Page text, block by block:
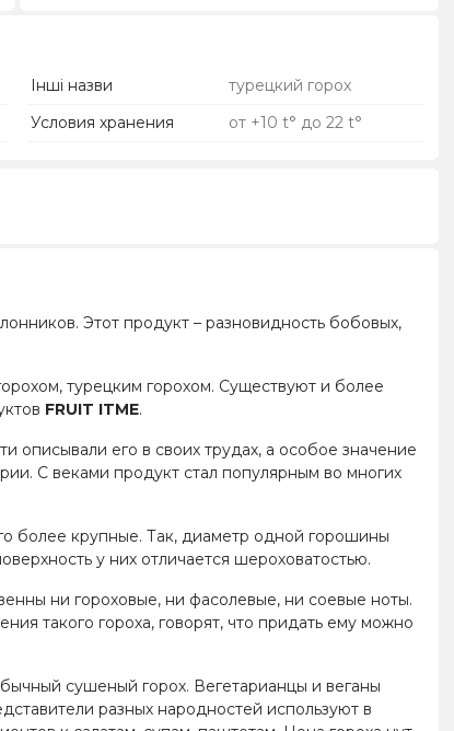
Інші назви
турецкий горох
Условия хранения от +10 t° до 22 t°
Этот продукт – разновидность бобовых,
турецким горохом. Существуют и более
FRUIT ITME.
описывали его в своих трудах, а особое значение
С веками продукт стал популярным во многих
более крупные. Так, диаметр одной горошины
у них отличается шероховатостью.
ни гороховые, ни фасолевые, ни соевые ноты.
такого гороха, говорят, что придать ему можно
сушеный горох. Вегетарианцы и веганы
разных народностей используют в